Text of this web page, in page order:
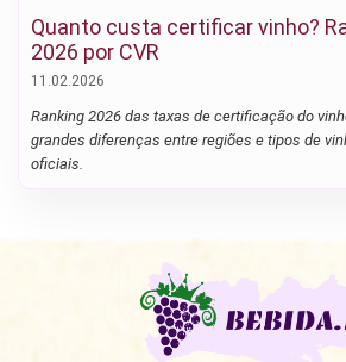
Quanto custa certificar vinho?
2026 por CVR
11.02.2026
Ranking 2026 das taxas de certificação do
grandes diferenças entre regiões e tipos de
oficiais.